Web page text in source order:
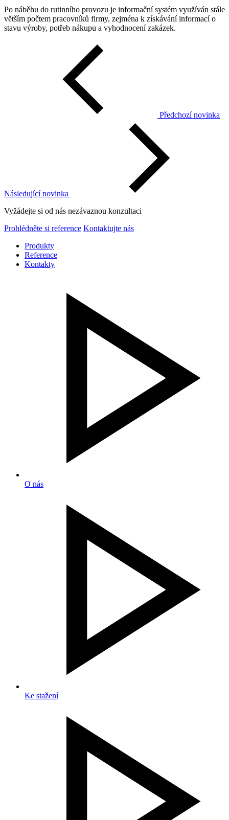
Po náběhu do rutinního provozu je informační systém využíván stále
větším počtem pracovníků firmy, zejména k získávání informací o
stavu výroby, potřeb nákupu a vyhodnocení zakázek.
Předchozí novinka
Následující novinka
Vyžádejte si od nás nezávaznou konzultaci
Prohlédněte si reference Kontaktujte nás
Produkty
Reference
Kontakty
O nás
Ke stažení